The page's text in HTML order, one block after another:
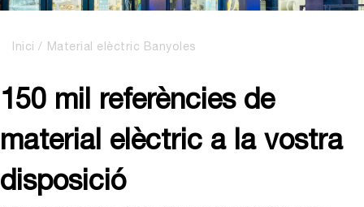
Inici Material elèctric Banyoles
150 mil referències de
material elèctric a la vostra
disposició